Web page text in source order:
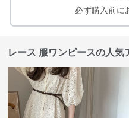
必ず購入前に
レース 服ワンピースの人気